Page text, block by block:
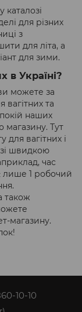
каталозі
для різних
з
для літа, а
для зими.
в Україні?
можете за
та
наших
магазину. Тут
вагітних і
швидкою
час
лише 1 робочий
також
магазину.
10-10